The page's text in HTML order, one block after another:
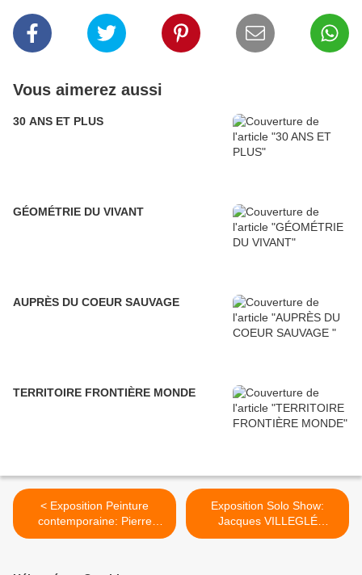
Vous aimerez aussi
30 ANS ET PLUS
GÉOMÉTRIE DU VIVANT
AUPRÈS DU COEUR SAUVAGE
TERRITOIRE FRONTIÈRE MONDE
< Exposition Peinture
contemporaine: Pierre
SEINTURIER «The Little
Exposition Solo Show:
Jacques VILLEGLÉ
«Alphabet(s)» >